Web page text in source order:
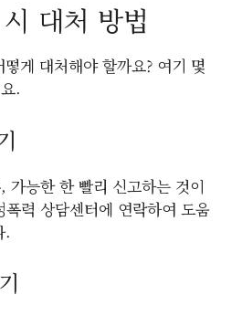
대처 방법
게 대처해야 할까요? 여기 몇
.
가능한 한 빨리 신고하는 것이
력 상담센터에 연락하여 도움
.